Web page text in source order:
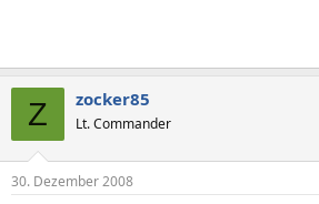
Z zocker85
Lt. Commander
30. Dezember 2008